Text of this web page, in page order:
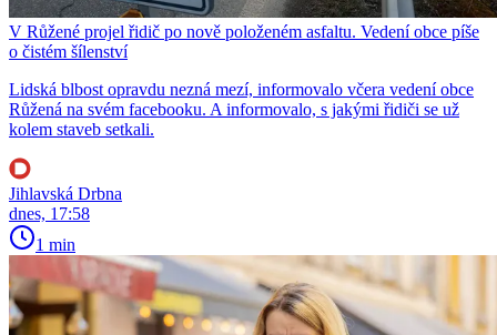
V Růžené projel řidič po nově položeném asfaltu. Vedení obce píše
o čistém šílenství
Lidská blbost opravdu nezná mezí, informovalo včera vedení obce
Růžená na svém facebooku. A informovalo, s jakými řidiči se už
kolem staveb setkali.
Jihlavská Drbna
dnes, 17:58
1 min